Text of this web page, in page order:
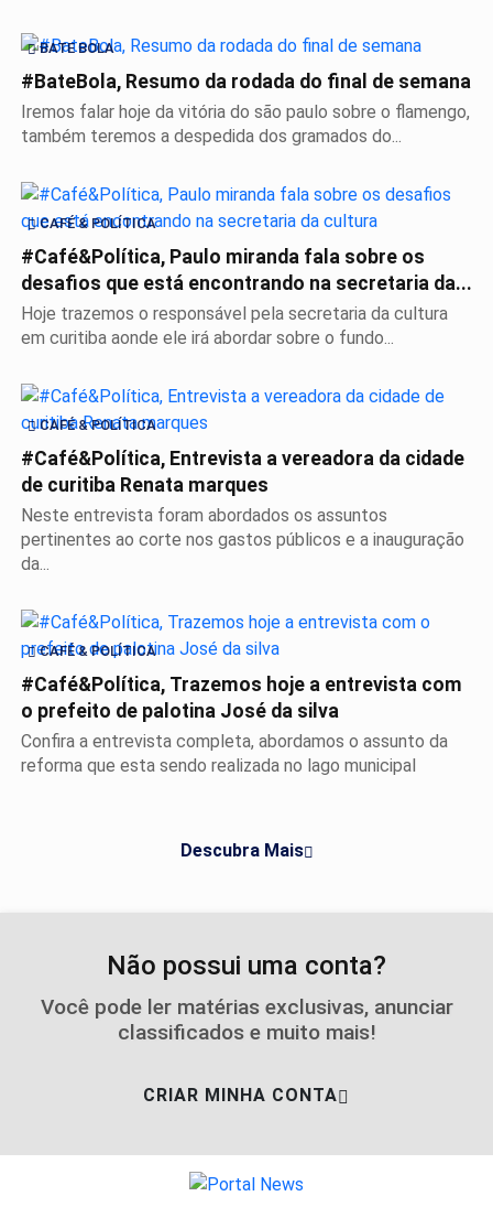
BATE BOLA
#BateBola, Resumo da rodada do final de semana
Iremos falar hoje da vitória do são paulo sobre o flamengo,
também teremos a despedida dos gramados do...
CAFÉ & POLÍTICA
#Café&Política, Paulo miranda fala sobre os
desafios que está encontrando na secretaria da...
Hoje trazemos o responsável pela secretaria da cultura
em curitiba aonde ele irá abordar sobre o fundo...
CAFÉ & POLÍTICA
#Café&Política, Entrevista a vereadora da cidade
de curitiba Renata marques
Neste entrevista foram abordados os assuntos
pertinentes ao corte nos gastos públicos e a inauguração
da...
CAFÉ & POLÍTICA
#Café&Política, Trazemos hoje a entrevista com
o prefeito de palotina José da silva
Confira a entrevista completa, abordamos o assunto da
reforma que esta sendo realizada no lago municipal
Descubra Mais
Não possui uma conta?
Você pode ler matérias exclusivas, anunciar
classificados e muito mais!
CRIAR MINHA CONTA